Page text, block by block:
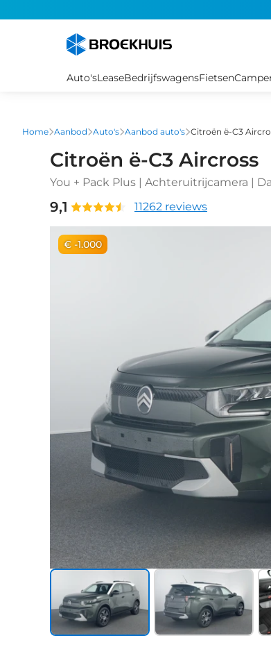
Auto'sLeaseBedrijfswagensFietsen
Home Aanbod Auto's Aanbod auto's Citroën ë-C3
Citroën ë-C3 Aircross
You + Pack Plus | Achteruitrijcamera |
9,1 11262 reviews
€ -1.000